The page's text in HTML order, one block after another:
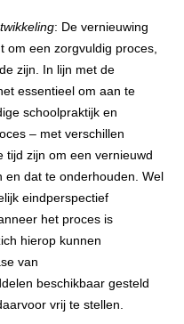
: De vernieuwing
om een zorgvuldig proces,
zijn. In lijn met de
essentieel om aan te
schoolpraktijk en
– met verschillen
tijd zijn om een vernieuwd
en dat te onderhouden. Wel
eindperspectief
het proces is
hierop kunnen
van
beschikbaar gesteld
vrij te stellen.